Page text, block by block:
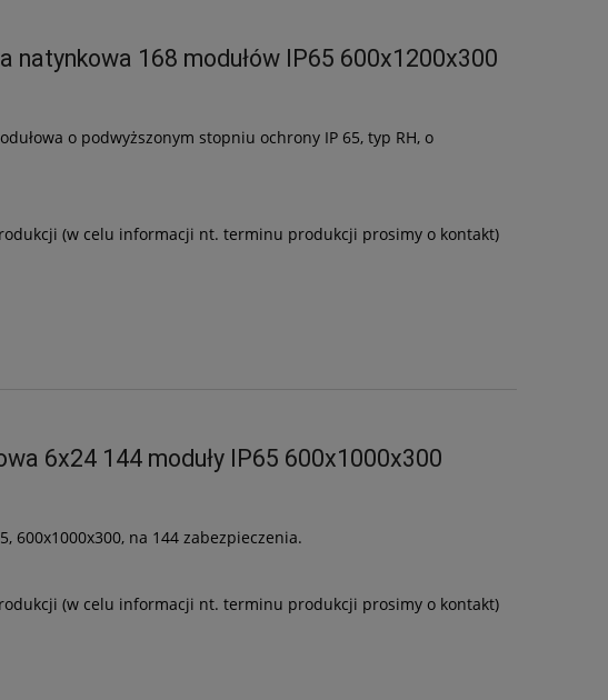
natynkowa 168 modułów IP65 600x1200x300
o podwyższonym stopniu ochrony IP 65, typ RH, o
(w celu informacji nt. terminu produkcji prosimy o kontakt)
6x24 144 moduły IP65 600x1000x300
600x1000x300, na 144 zabezpieczenia.
(w celu informacji nt. terminu produkcji prosimy o kontakt)